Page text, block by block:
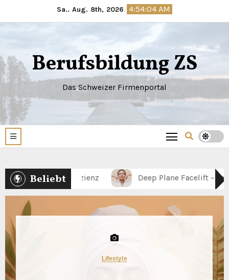
zum
Sa.. Aug. 8th, 2026 4:54:06 AM
Berufsbildung ZS
Das Schweizer Firmenportal
BeliebtDeep Plane Facelift – Technik zur
Lifestyle